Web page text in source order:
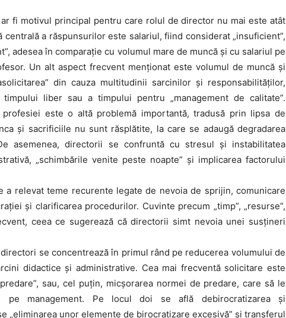
fi motivul principal pentru care rolul de director nu mai este atât
a răspunsurilor este salariul, fiind considerat „insuficient”,
adesea în comparație cu volumul mare de muncă și cu salariul pe
Un alt aspect frecvent menționat este volumul de muncă și
din cauza multitudinii sarcinilor și responsabilităților,
timpului liber sau a timpului pentru „management de calitate”.
este o altă problemă importantă, tradusă prin lipsa de
și sacrificiile nu sunt răsplătite, la care se adaugă degradarea
asemenea, directorii se confruntă cu stresul și instabilitatea
„schimbările venite peste noapte” și implicarea factorului
a relevat teme recurente legate de nevoia de sprijin, comunicare
și clarificarea procedurilor. Cuvinte precum „timp”, „resurse”,
ceea ce sugerează că directorii simt nevoia unei susțineri
se concentrează în primul rând pe reducerea volumului de
didactice și administrative. Cea mai frecventă solicitare este
sau, cel puțin, micșorarea normei de predare, care să le
pe management. Pe locul doi se află debirocratizarea și
„eliminarea unor elemente de birocratizare excesivă” și transferul